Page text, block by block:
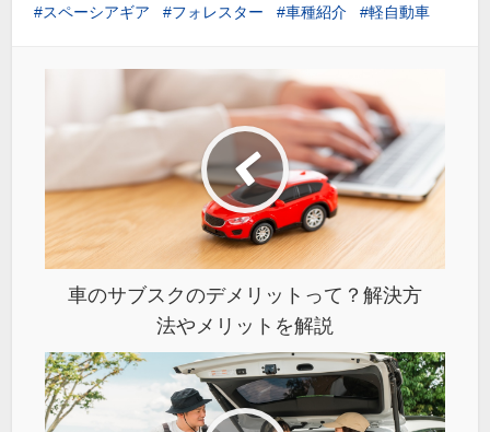
スペーシアギア フォレスター 車種紹介 軽自動車
車のサブスクのデメリットって？解決方
法やメリットを解説